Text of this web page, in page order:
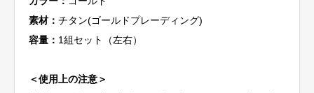
素材： チタン(ゴールドプレーディング)
容量： 1組セット（左右）
＜使用上の注意＞